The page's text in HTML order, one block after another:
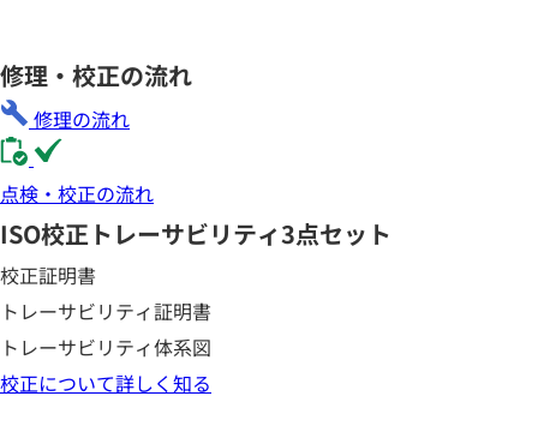
修理・校正の流れ
修理の流れ
点検・校正の流れ
ISO校正 トレーサビリティ3点セット
校正証明書
トレーサビリティ証明書
トレーサビリティ体系図
校正について詳しく知る